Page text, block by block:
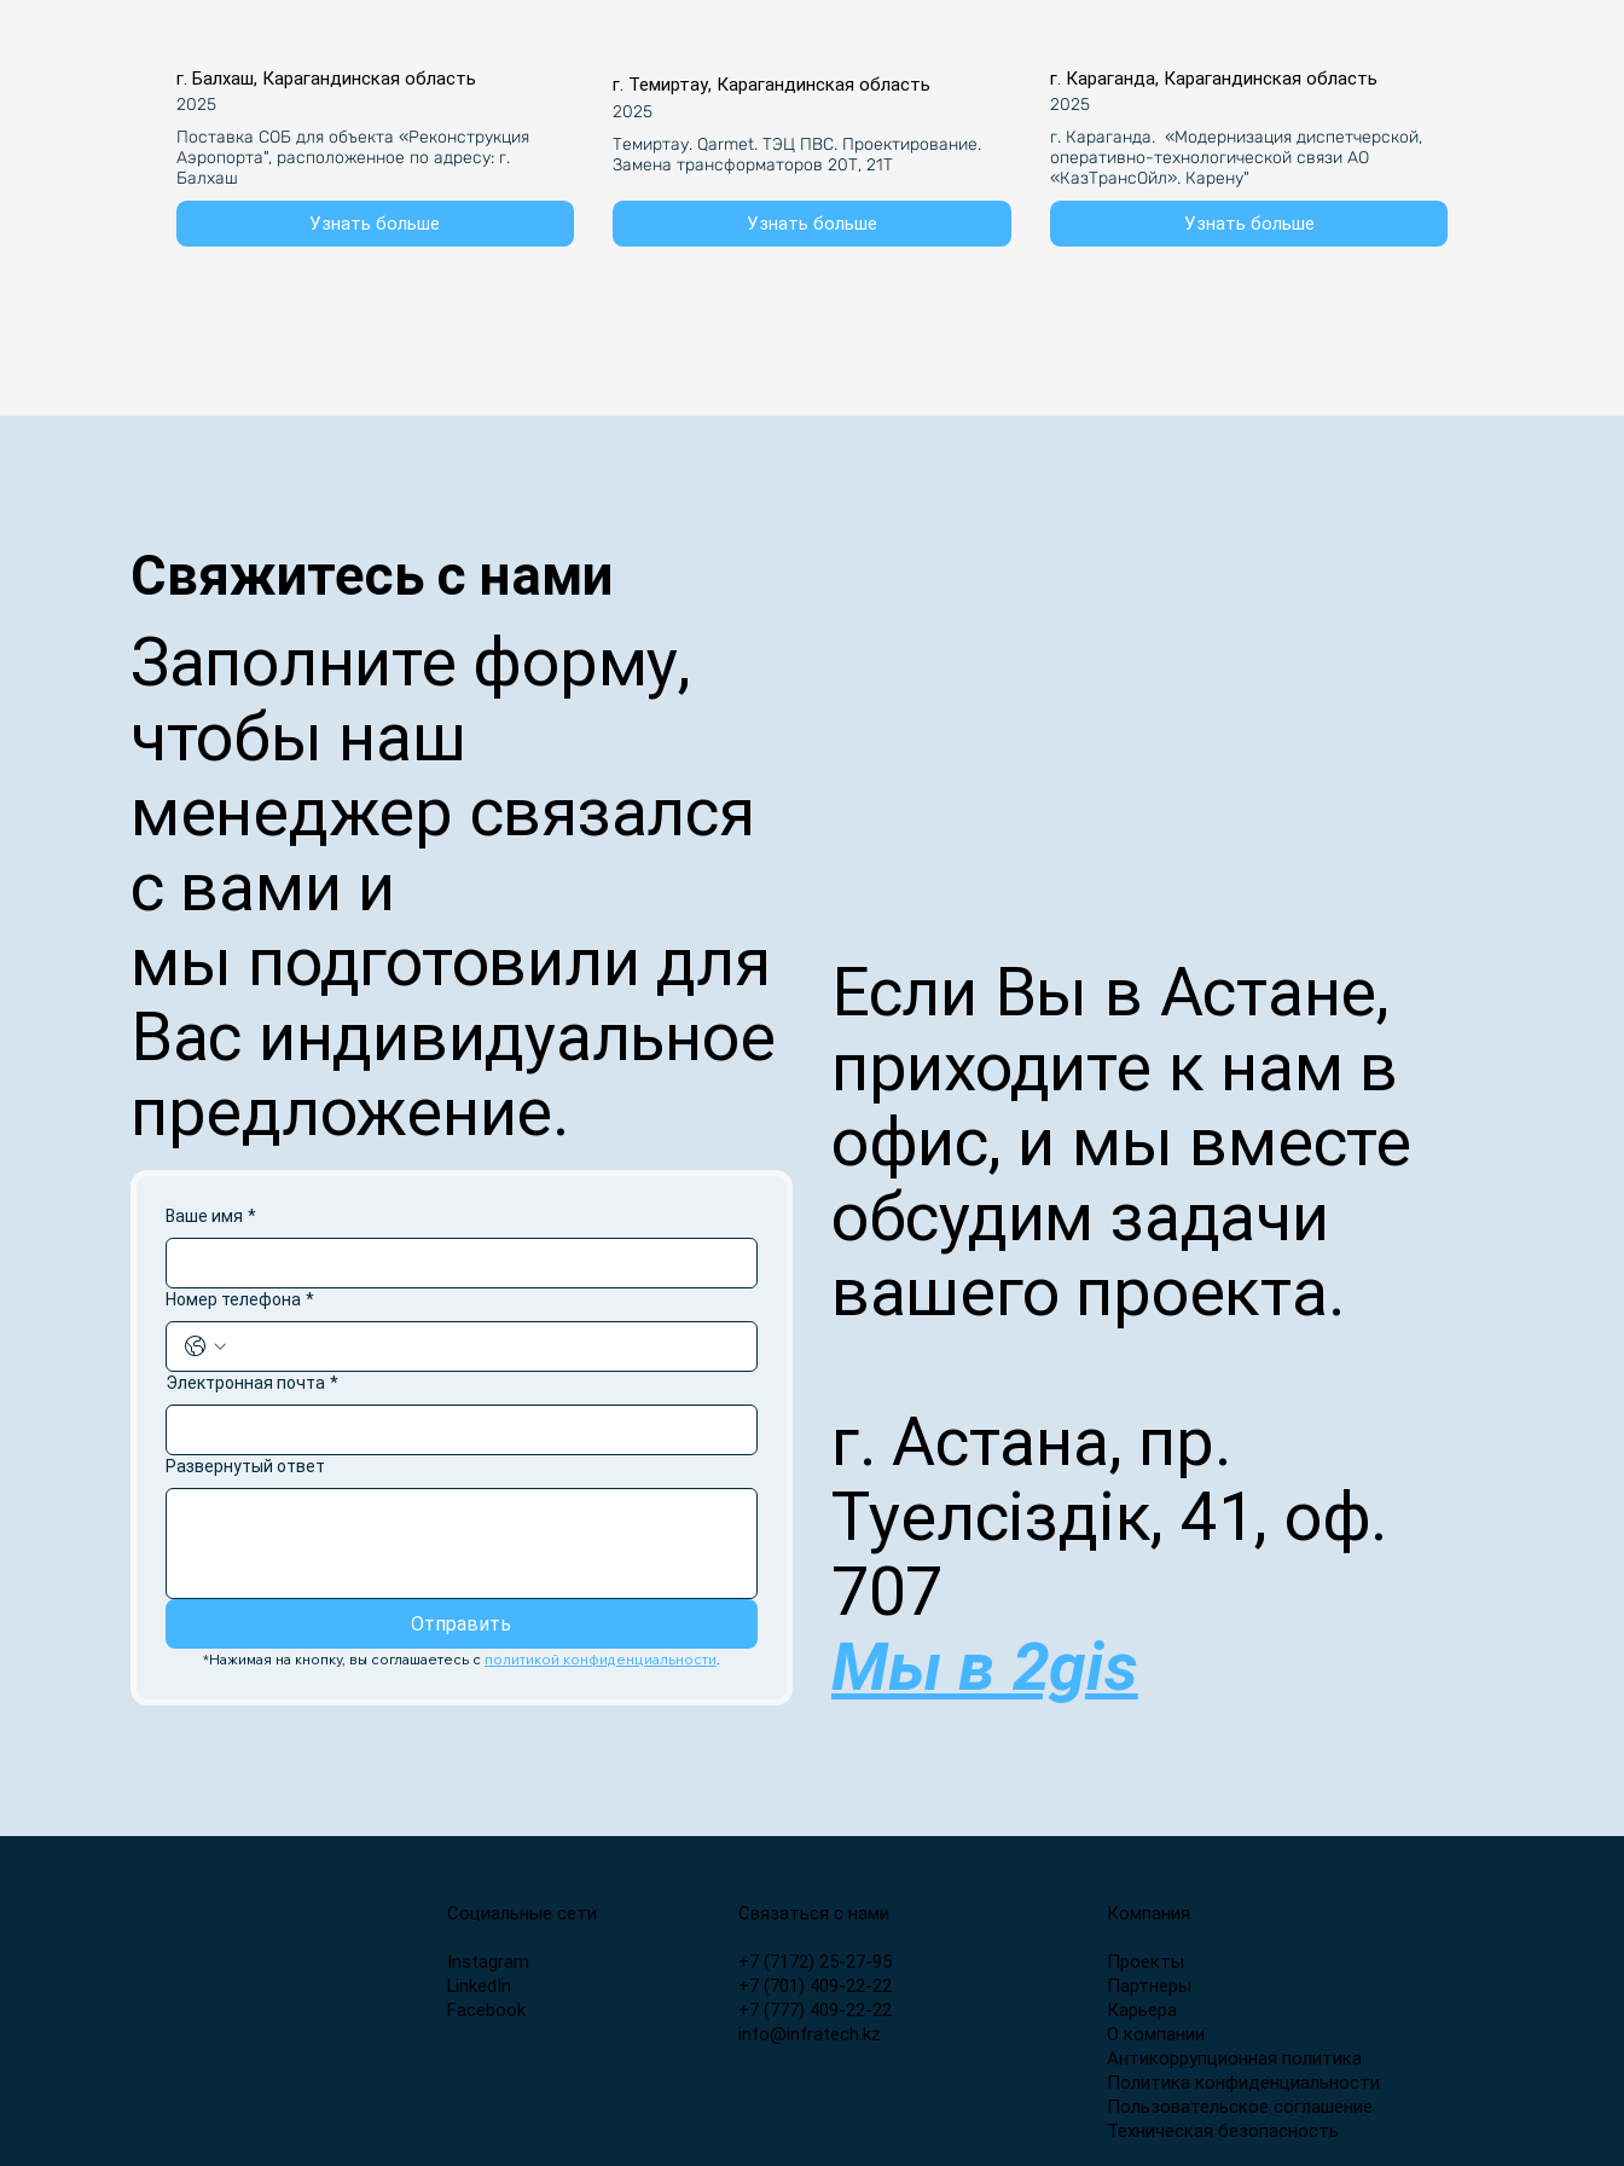
Узнать больше
г. Балхаш, Карагандинская область
2025
Поставка СОБ для объекта «Реконструкция
Аэропорта", расположенное по адресу: г.
Балхаш
Узнать больше
г. Темиртау, Карагандинская область
2025
Темиртау. Qarmet. ТЭЦ ПВС. Проектирование.
Замена трансформаторов 20Т, 21Т
Узнать больше
г. Караганда, Карагандинская область
2025
г. Караганда.  «Модернизация диспетчерской,
оперативно-технологической связи АО
«КазТрансОйл». Карену"
Свяжитесь с нами
Заполните форму,
чтобы наш
менеджер связался
с вами и
мы подготовили для
Вас индивидуальное
предложение.
Ваше имя *
Номер телефона *
Электронная почта *
Развернутый ответ
Отправить
*Нажимая на кнопку, вы соглашаетесь с политикой конфиденциальности
Если Вы в Астане,
приходите к нам в
офис, и мы вместе
обсудим задачи
вашего проекта.
г. Астана, пр.
Тәуелсіздік, 41, оф.
707
Мы в 2gis
Связаться с нами
+7 (7172) 25-27-95
+7 (701) 409-22-22
+7 (777) 409-22-22
info@infratech.kz
Компания
Проекты
Партнеры
Карьера
О компании
Антикоррупционная политика
Политика конфиденциальности
Пользовательское соглашение
Техническая безопасность
Социальные сети
Instagram
LinkedIn
Facebook